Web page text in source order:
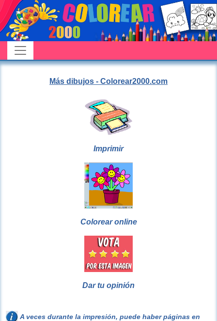
Más dibujos - Colorear2000.com
Imprimir
Colorear online
Dar tu opinión
A veces durante la impresión, puede haber páginas en